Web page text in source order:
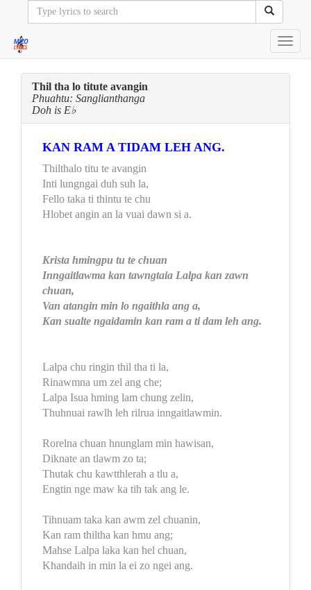
Thil tha lo titute avangin
Phuahtu: Sanglianthanga
Doh is E♭
KAN RAM A TIDAM LEH ANG.
Thilthalo titu te avangin
Inti lungngai duh suh la,
Fello taka ti thintu te chu
Hlobet angin an la vuai dawn si a.
Krista hmingpu tu te chuan
Inngaitlawma kan tawngtaia Lalpa kan zawn
chuan,
Van atangin min lo ngaithla ang a,
Kan sualte ngaidamin kan ram a ti dam leh ang.
Lalpa chu ringin thil tha ti la,
Rinawmna um zel ang che;
Lalpa Isua hming lam chung zelin,
Thuhnuai rawlh leh rilrua inngaitlawmin.
Rorelna chuan hnunglam min hawisan,
Diknate an tlawm zo ta;
Thutak chu kawtthlerah a tlu a,
Engtin nge maw ka tih tak ang le.
Tihnuam taka kan awm zel chuanin,
Kan ram thiltha kan hmu ang;
Mahse Lalpa laka kan hel chuan,
Khandaih in min la ei zo ngei ang.